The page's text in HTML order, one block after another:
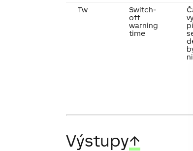
Tw
Switch-
off
warning
time
Výstupy↑